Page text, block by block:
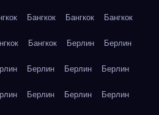
Бангкок Бангкок Бангкок
Бангкок Берлин Берлин
Берлин Берлин Берлин
Берлин Берлин Берлин